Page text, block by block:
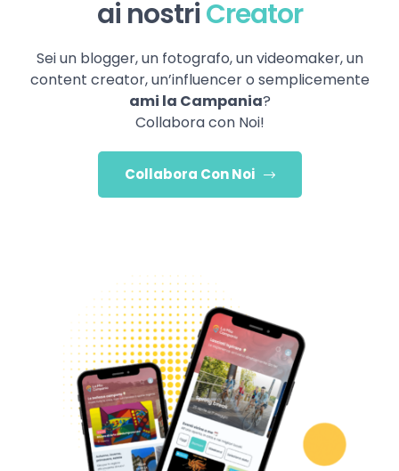
ai nostriCreator
Sei un blogger, un fotografo, un videomaker, un
content creator, un’influencer o semplicemente
ami la Campania?
Collabora con Noi!
Collabora Con Noi